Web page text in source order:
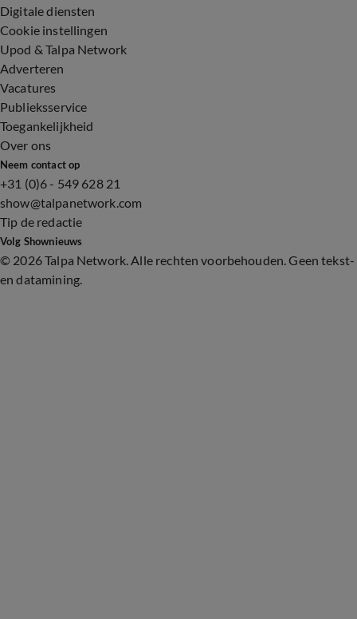
Digitale diensten
Cookie instellingen
Upod & Talpa Network
Adverteren
Vacatures
Publieksservice
Toegankelijkheid
Over ons
Neem contact op
+31 (0)6 - 549 628 21
show@talpanetwork.com
Tip de redactie
Volg Shownieuws
© 2026 Talpa Network. Alle rechten voorbehouden. Geen tekst-
en datamining.